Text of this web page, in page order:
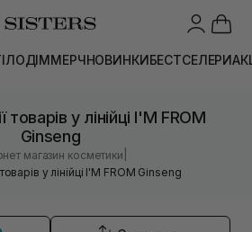
ДІММЕРЧНОВИНКИБЕСТСЕЛЕРИ
товарів у лінійці I'M FROM
Ginseng
магазин косметики
у лінійці I'M FROM Ginseng